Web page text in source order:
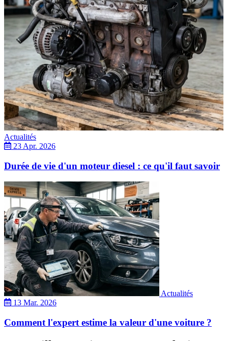
Actualités
23 Apr. 2026
Durée de vie d'un moteur diesel : ce qu'il faut savoir
Actualités
13 Mar. 2026
Comment l'expert estime la valeur d'une voiture ?